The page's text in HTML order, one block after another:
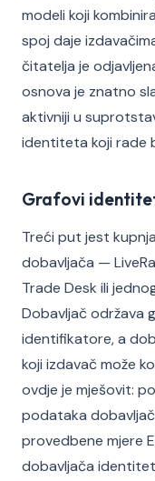
modeli koji
spoj daje
čitatelja je
osnova je znatno
aktivniji u
identiteta koji rade
Grafovi
Treći put jest
dobavljača —
Trade Desk ili
Dobavljač održava
identifikatore, a
koji izdavač može
ovdje je mješovit:
podataka
provedbene mjere
dobavljača